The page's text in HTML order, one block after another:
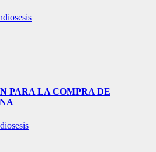
PARA LA COMPRA DE